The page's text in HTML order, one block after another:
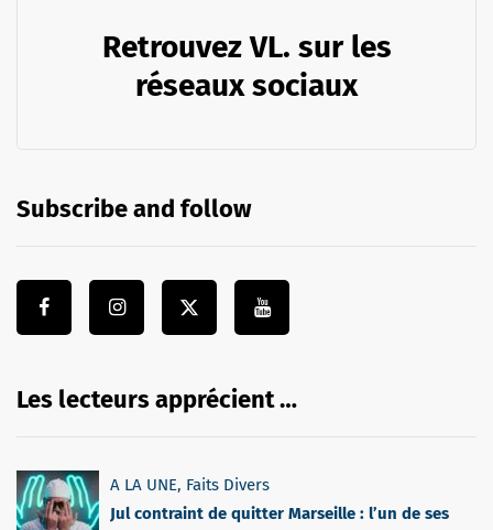
Retrouvez VL. sur les
réseaux sociaux
Subscribe and follow
Les lecteurs apprécient …
A LA UNE, Faits Divers
Jul contraint de quitter Marseille : l’un de ses